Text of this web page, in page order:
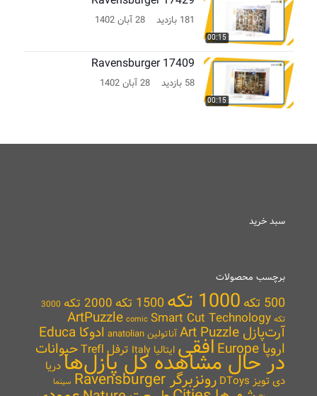
00:15
181 بازدید 28 آبان 1402
00:15
Ravensburger 17409
58 بازدید 28 آبان 1402
سبد خرید
برچسب محصولات
500 تکه 1000 تکه 1500 تکه 2000 تکه
3000
تکه
ArtPuzzle comic Smart Cut Technology
آرت‌پازل Art Puzzle آناتولین anatolian ادوکا Educa
اروپا Europe افقی ایتالیا Italy ترفل Trefl حیواناتدر حال مشاهده کل پازل‌هادریا
دی تویز DToys
رونزبرگر Ravensburger
سینما